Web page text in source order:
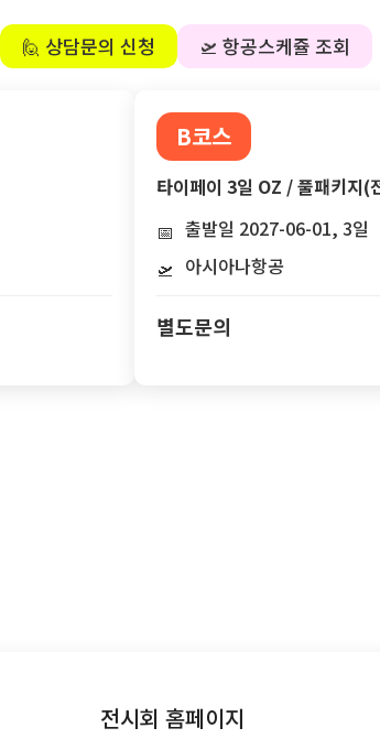
🙋 상담문의 신청 🛫 항공스케쥴 조회
B코스
타이페이 3일 OZ / 풀패키지(
📅 출발일 2027-06-01, 3일
🛫 아시아나항공
별도문의
전시회 홈페이지